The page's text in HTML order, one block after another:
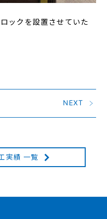
ックを設置させていた
NEXT
実績 一覧